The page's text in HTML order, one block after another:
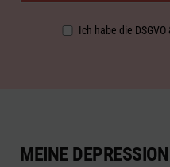
Ich habe die
MEINE DEPRESSION